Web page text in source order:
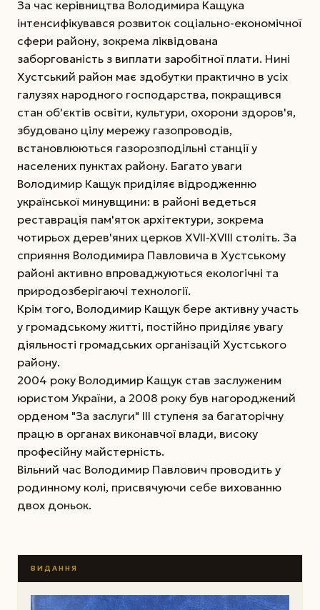
За час керівництва Володимира Кащука
інтенсифікувався розвиток соціально-економічної
сфери району, зокрема ліквідована
заборгованість з виплати заробітної плати. Нині
Хустський район має здобутки практично в усіх
галузях народного господарства, покращився
стан об'єктів освіти, культури, охорони здоров'я,
збудовано цілу мережу газопроводів,
встановлюються газорозподільні станції у
населених пунктах району. Багато уваги
Володимир Кащук приділяє відродженню
української минувщини: в районі ведеться
реставрація пам'яток архітектури, зокрема
чотирьох дерев'яних церков XVII-XVIII століть. За
сприяння Володимира Павловича в Хустському
районі активно впроваджуються екологічні та
природозберігаючі технології.
Крім того, Володимир Кащук бере активну участь
у громадському житті, постійно приділяє увагу
діяльності громадських організацій Хустського
району.
2004 року Володимир Кащук став заслуженим
юристом України, а 2008 року був нагороджений
орденом "За заслуги" ІІІ ступеня за багаторічну
працю в органах виконавчої влади, високу
професійну майстерність.
Вільний час Володимир Павлович проводить у
родинному колі, присвячуючи себе вихованню
двох доньок.
ВИДАННЯ